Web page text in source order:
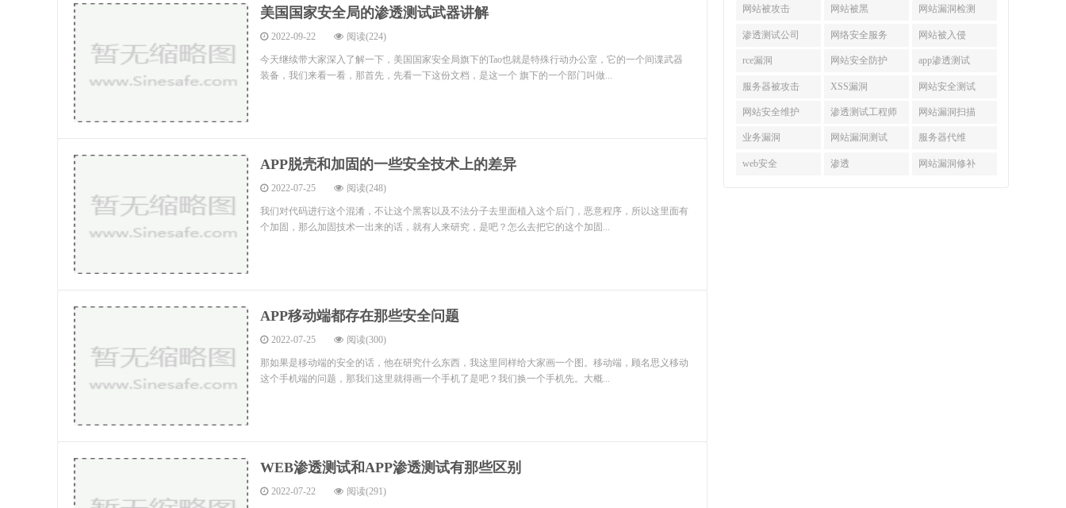
美国国家安全局的渗透测试武器讲解
2022-09-22 阅读(224)
今天继续带大家深入了解一下，美国国家安全局旗下的Tao也就是特殊行动办公室，它的一个间谍武器
装备，我们来看一看，那首先，先看一下这份文档，是这一个 旗下的一个部门叫做...
APP脱壳和加固的一些安全技术上的差异
2022-07-25 阅读(248)
我们对代码进行这个混淆，不让这个黑客以及不法分子去里面植入这个后门，恶意程序，所以这里面有
个加固，那么加固技术一出来的话，就有人来研究，是吧？怎么去把它的这个加固...
APP移动端都存在那些安全问题
2022-07-25 阅读(300)
那如果是移动端的安全的话，他在研究什么东西，我这里同样给大家画一个图。移动端，顾名思义移动
这个手机端的问题，那我们这里就得画一个手机了是吧？我们换一个手机先。大概...
WEB渗透测试和APP渗透测试有那些区别
2022-07-22 阅读(291)
网站被攻击 网站被黑 网站漏洞检测
渗透测试公司 网络安全服务 网站被入侵
rce漏洞 网站安全防护 app渗透测试
服务器被攻击 XSS漏洞 网站安全测试
网站安全维护 渗透测试工程师 网站漏洞扫描
业务漏洞 网站漏洞测试 服务器代维
web安全 渗透 网站漏洞修补